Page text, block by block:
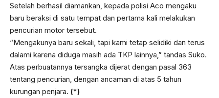
Setelah berhasil diamankan, kepada polisi Aco mengaku
baru beraksi di satu tempat dan pertama kali melakukan
pencurian motor tersebut.
“Mengakunya baru sekali, tapi kami tetap selidiki dan terus
dalami karena diduga masih ada TKP lainnya,” tandas Suko.
Atas perbuatannya tersangka dijerat dengan pasal 363
tentang pencurian, dengan ancaman di atas 5 tahun
kurungan penjara. (*)